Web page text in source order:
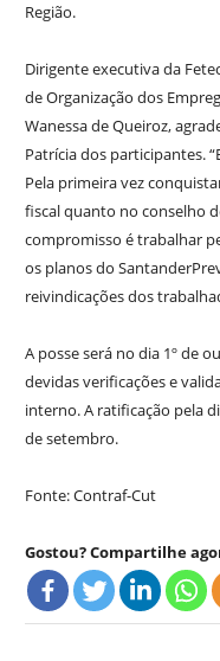
Região.
Dirigente executiva da
de Organização dos
Wanessa de Queiroz,
Patrícia dos participantes.
Pela primeira vez
fiscal quanto no conselho
compromisso é trabalhar
os planos do
reivindicações dos
A posse será no dia 1º de
devidas verificações e
interno. A ratificação pela
de setembro.
Fonte: Contraf-Cut
Gostou? Compartilhe